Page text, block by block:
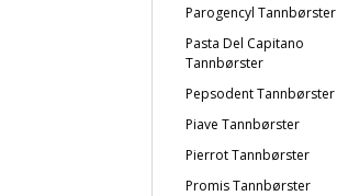
Parogencyl Tannbørster
Pasta Del Capitano
Tannbørster
Pepsodent Tannbørster
Piave Tannbørster
Pierrot Tannbørster
Promis Tannbørster